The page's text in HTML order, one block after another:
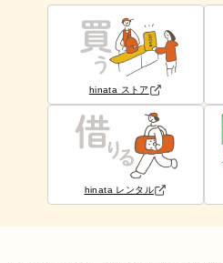
hinata ストア
hinata レンタル